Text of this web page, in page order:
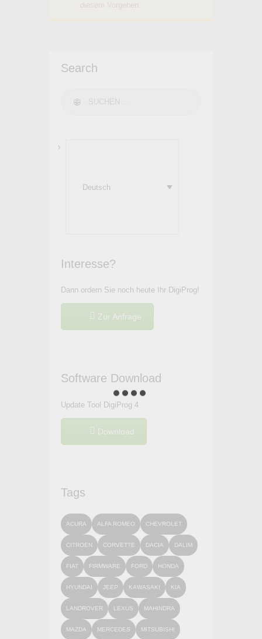
diesem Vorgehen.
Search
Deutsch
Interesse?
Dann ordern Sie noch heute Ihr DigiProg!
Zur Anfrage
Software Download
Update Tool DigiProg 4
Download
Tags
ACURA ALFA ROMEO CHEVROLET
CITROEN CORVETTE DACIA DALIM
FIAT FIRMWARE FORD HONDA
HYUNDAI JEEP KAWASAKI KIA
LANDROVER LEXUS MAHINDRA
MAZDA MERCEDES MITSUBISHI